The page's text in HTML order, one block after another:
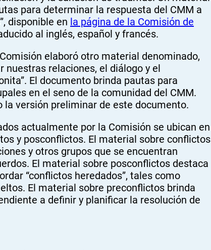
para determinar la respuesta del CMM a
disponible en la página de la Comisión de
al inglés, español y francés.
elaboró otro material denominado,
relaciones, el diálogo y el
El documento brinda pautas para
en el seno de la comunidad del CMM.
versión preliminar de este documento.
actualmente por la Comisión se ubican en
y posconflictos. El material sobre conflictos
y otros grupos que se encuentran
El material sobre posconflictos destaca
“conflictos heredados”, tales como
El material sobre preconflictos brinda
a definir y planificar la resolución de